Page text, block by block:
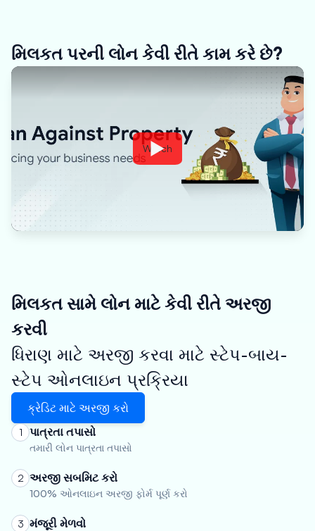
મિલકત પરની લોન કેવી રીતે કામ કરે છે?
Watch
મિલકત સામે લોન માટે કેવી રીતે અરજી
કરવી
ધિરાણ માટે અરજી કરવા માટે સ્ટેપ-બાય-
સ્ટેપ ઓનલાઇન પ્રક્રિયા
ક્રેડિટ માટે અરજી કરો
1 પાત્રતા તપાસો
તમારી લોન પાત્રતા તપાસો
2 અરજી સબમિટ કરો
100% ઓનલાઇન અરજી ફોર્મ પૂર્ણ કરો
3 મંજૂરી મેળવો